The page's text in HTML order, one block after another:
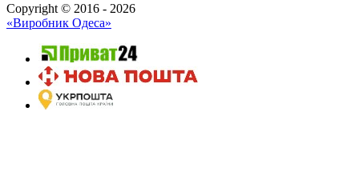
Copyright © 2016 - 2026
«Виробник Одеса»